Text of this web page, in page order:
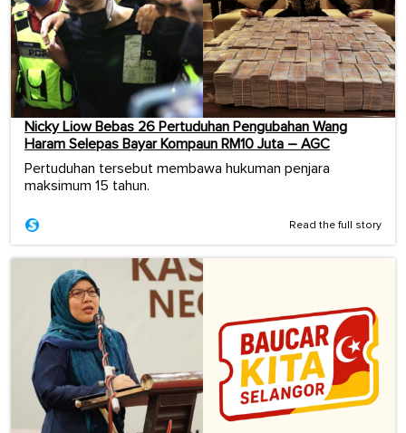
Nicky Liow Bebas 26 Pertuduhan Pengubahan Wang
Haram Selepas Bayar Kompaun RM10 Juta – AGC
Pertuduhan tersebut membawa hukuman penjara
maksimum 15 tahun.
Read the full story